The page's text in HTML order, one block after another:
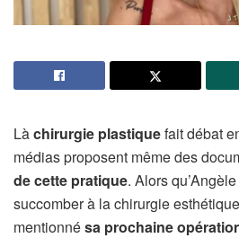
Làchirurgie plastiquefait débat
médias proposent même des
de cette pratique. Alors
succomber à la chirurgie
mentionnésa prochaine